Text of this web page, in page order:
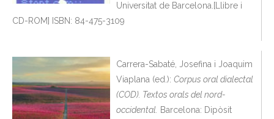
Universitat de Barcelona.[Llibre i
CD-ROM] ISBN: 84-475-3109
Carrera-Sabaté, Josefina i Joaquim
Viaplana (ed.): Corpus oral dialectal
(COD). Textos orals del nord-
occidental. Barcelona: Dipòsit